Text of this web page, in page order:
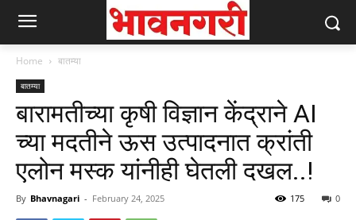
Home बातम्या
बातम्या
बारामतीच्या कृषी विज्ञान केंद्राने AI
च्या मदतीने ऊस उत्पादनात क्रांती
एलोन मस्क यांनीही घेतली दखल..!
By Bhavnagari - February 24, 2025 0
175